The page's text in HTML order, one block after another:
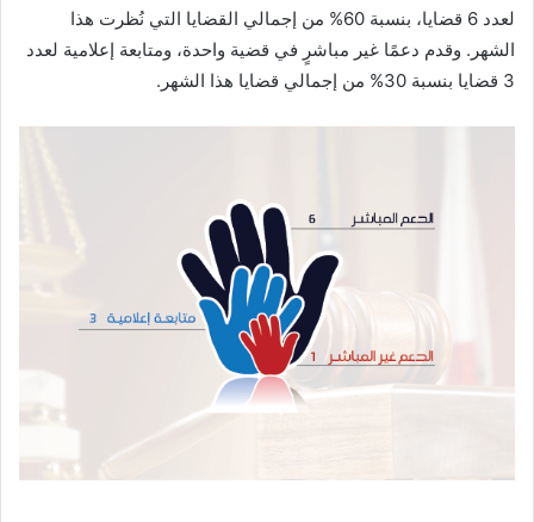
لعدد 6 قضايا، بنسبة 60% من إجمالي القضايا التي نُظرت هذا
الشهر. وقدم دعمًا غير مباشرٍ في قضية واحدة، ومتابعة إعلامية لعدد
3 قضايا بنسبة 30% من إجمالي قضايا هذا الشهر.